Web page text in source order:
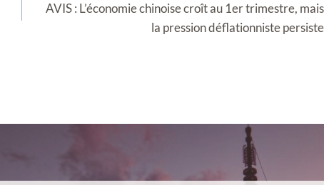
AVIS : L’économie chinoise croît au 1er trimestre, mais
la pression déflationniste persiste